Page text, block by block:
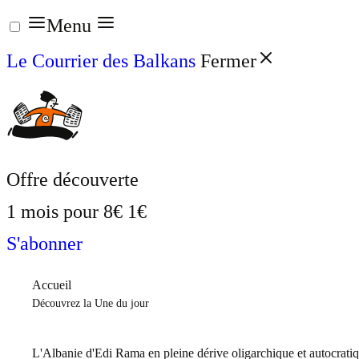
Aller
au
contenu
Menu
Le Courrier des Balkans Fermer
Offre découverte
1 mois pour 8€ 1€
S'abonner
Accueil
Découvrez la Une du jour
L'Albanie d'Edi Rama en pleine dérive oligarchique et